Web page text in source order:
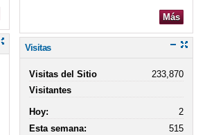
Más
Visitas
Visitas del Sitio
233,870
Visitantes
Hoy:
2
Esta semana:
515